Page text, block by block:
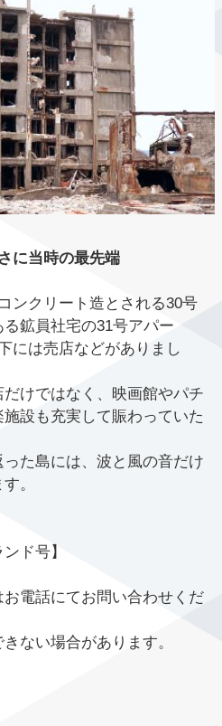
に当時の最先端
ンクリート造とされる30号
鉱員社宅の31号アパー
には売店などがありまし
けではなく、映画館やパチ
設も充実して賑わっていた
た島には、波と風の音だけ
。
ド号】
電話にてお問い合わせくだ
ない場合があります。